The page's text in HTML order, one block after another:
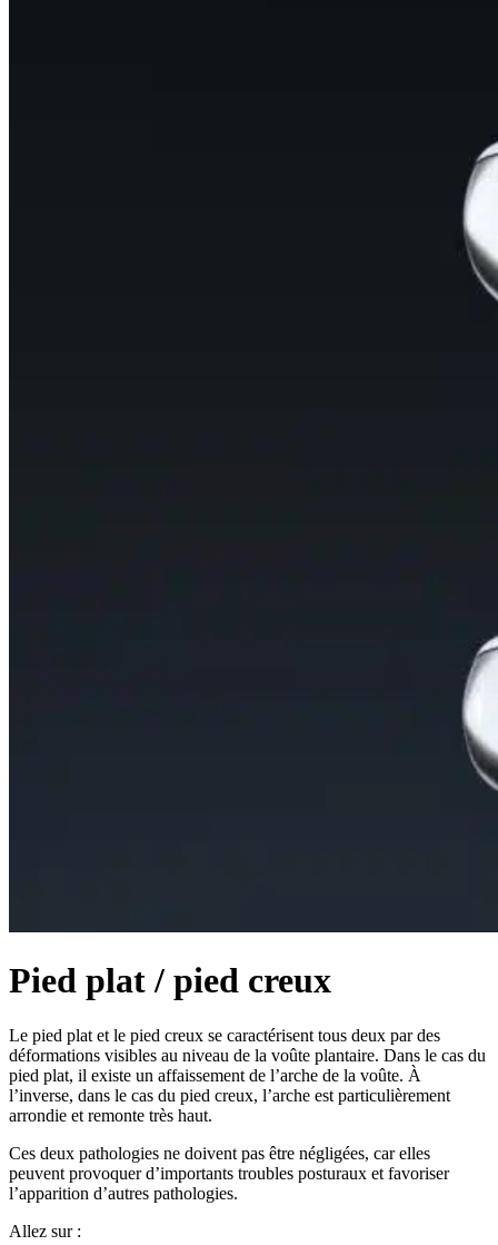
Pied plat / pied creux
Le pied plat et le pied creux se caractérisent tous deux par des
déformations visibles au niveau de la voûte plantaire. Dans le cas du
pied plat, il existe un affaissement de l’arche de la voûte. À
l’inverse, dans le cas du pied creux, l’arche est particulièrement
arrondie et remonte très haut.
Ces deux pathologies ne doivent pas être négligées, car elles
peuvent provoquer d’importants troubles posturaux et favoriser
l’apparition d’autres pathologies.
Allez sur :